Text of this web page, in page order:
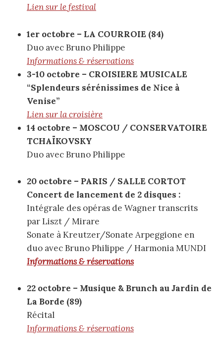
Lien sur le festival
1er octobre – LA COURROIE (84)
Duo avec Bruno Philippe
Informations & réservations
3-10 octobre – CROISIERE MUSICALE
“Splendeurs sérénissimes de Nice à
Venise”
Lien sur la croisière
14 octobre – MOSCOU / CONSERVATOIRE
TCHAÏKOVSKY
Duo avec Bruno Philippe
20 octobre – PARIS / SALLE CORTOT
Concert de lancement de 2 disques :
Intégrale des opéras de Wagner transcrits
par Liszt / Mirare
Sonate à Kreutzer/Sonate Arpeggione en
duo avec Bruno Philippe / Harmonia MUNDI
Informations & réservations
22 octobre – Musique & Brunch au Jardin de
La Borde (89)
Récital
Informations & réservations